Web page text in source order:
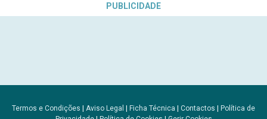
PUBLICIDADE
Termos e Condições | Aviso Legal | Ficha Técnica | Contactos | Política de